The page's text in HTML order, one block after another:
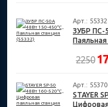
Арт.: 55332
ЗУБР ПС-
2250
Арт.: 55370
STAYER